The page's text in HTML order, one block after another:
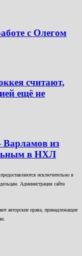
с Олегом
считают,
ещё не
из
в НХЛ
исключительно в
Администрация сайта
авторские права, принадлежащие